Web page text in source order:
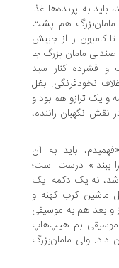
به پرنده‌ها غذا
مامان‌بزرگ هم پشت
کامیون را از جیبش
مامان بزرگ جا
و فشرده کنار سبد
نشست، یا دقیقاً کنار ۶۲۷ تا غلاف نخودفرنگی. بغل
و یک ترازو هم بود و
نقش نگهبان راننده،
باید به آن
ببند.» درست است؛
نه یک دکمه. یک
ماشین کرب کهنه و
و بعد هم به موسیقی
بم هیپ‌هاپ
ولی مامان‌بزرگ